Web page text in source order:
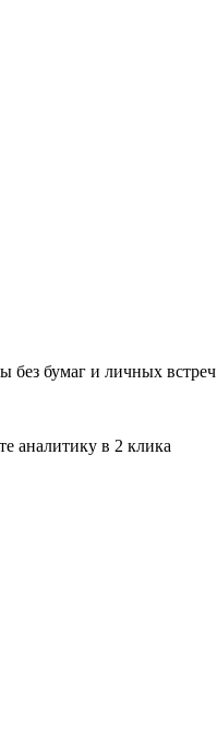
без бумаг и личных встреч
аналитику в 2 клика